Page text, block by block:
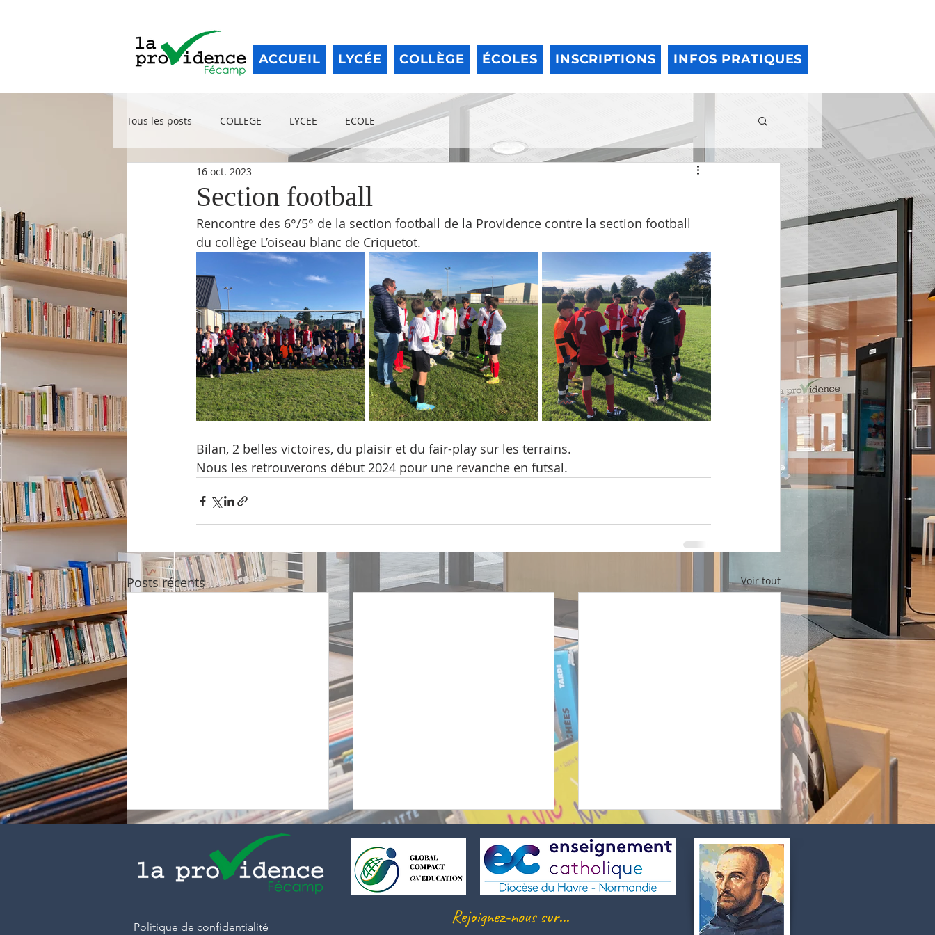
ACCUEIL LYCÉE COLLÈGE ÉCOLES INSCRIPTIONS INFOS PRATIQUES
Tous les posts COLLEGE LYCEE ECOLE
Section football
16 oct. 2023
Rencontre des 6°/5° de la section football de la Providence contre la section football
du collège L’oiseau blanc de Criquetot.
Bilan, 2 belles victoires, du plaisir et du fair-play sur les terrains.
Nous les retrouverons début 2024 pour une revanche en futsal.
Posts récents Voir tout
Politique de confidentialité Rejoignez-nous sur...